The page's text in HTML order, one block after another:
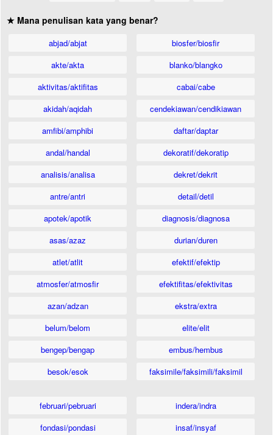
★ Mana penulisan kata yang benar?
abjad/abjat
akte/akta
aktivitas/aktifitas
akidah/aqidah
amfibi/amphibi
andal/handal
analisis/analisa
antre/antri
apotek/apotik
asas/azaz
atlet/atlit
atmosfer/atmosfir
azan/adzan
belum/belom
bengep/bengap
besok/esok
biosfer/biosfir
blanko/blangko
cabai/cabe
cendekiawan/cendikiawan
daftar/daptar
dekoratif/dekoratip
dekret/dekrit
detail/detil
diagnosis/diagnosa
durian/duren
efektif/efektip
efektifitas/efektivitas
ekstra/extra
elite/elit
embus/hembus
faksimile/faksimili/faksimil
februari/pebruari
fondasi/pondasi
indera/indra
insaf/insyaf